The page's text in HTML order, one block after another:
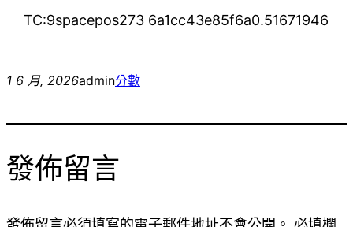
TC:9spacepos273 6a1cc43e85f6a0.51671946
1 6 月, 2026admin分數
發佈留言